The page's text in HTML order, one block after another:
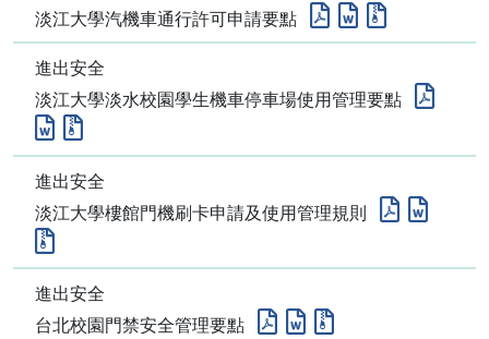
淡江大學汽機車通行許可申請要點
進出安全
淡江大學淡水校園學生機車停車場使用管理要點
進出安全
淡江大學樓館門機刷卡申請及使用管理規則
進出安全
台北校園門禁安全管理要點